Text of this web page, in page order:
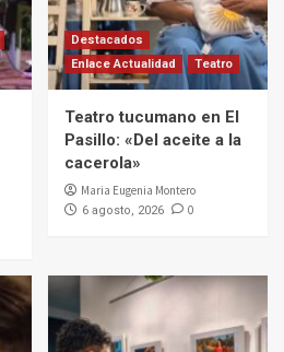
Destacados
Enlace Actualidad
Teatro
Teatro tucumano en El
Pasillo: «Del aceite a la
cacerola»
Maria Eugenia Montero
6 agosto, 2026 0